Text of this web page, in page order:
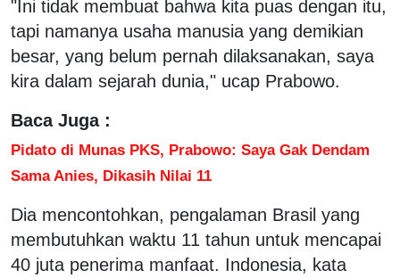
"Ini tidak membuat bahwa kita puas dengan itu,
tapi namanya usaha manusia yang demikian
besar, yang belum pernah dilaksanakan, saya
kira dalam sejarah dunia," ucap Prabowo.
Baca Juga :
Pidato di Munas PKS, Prabowo: Saya Gak Dendam
Sama Anies, Dikasih Nilai 11
Dia mencontohkan, pengalaman Brasil yang
membutuhkan waktu 11 tahun untuk mencapai
40 juta penerima manfaat. Indonesia, kata